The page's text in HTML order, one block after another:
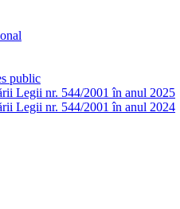
public
Legii nr. 544/2001 în anul 2025
Legii nr. 544/2001 în anul 2024